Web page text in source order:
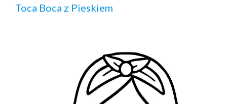
Toca Boca z Pieskiem